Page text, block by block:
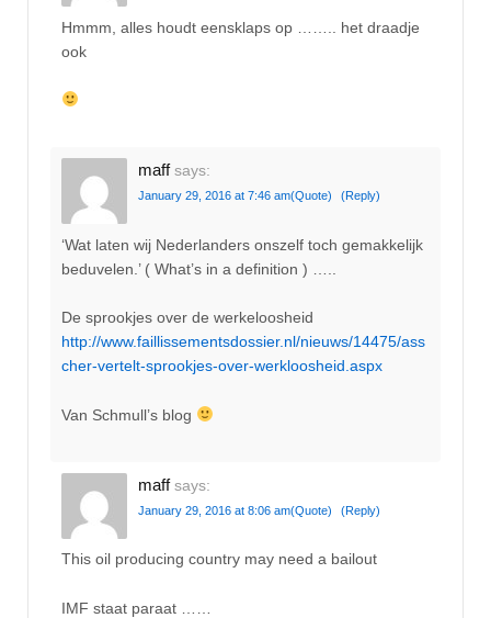
Hmmm, alles houdt eensklaps op …….. het draadje
ook
maff says:
January 29, 2016 at 7:46 am(Quote) (Reply)
‘Wat laten wij Nederlanders onszelf toch gemakkelijk
beduvelen.’ ( What’s in a definition ) …..
De sprookjes over de werkeloosheid
http://www.faillissementsdossier.nl/nieuws/14475/ass
cher-vertelt-sprookjes-over-werkloosheid.aspx
Van Schmull’s blog
maff says:
January 29, 2016 at 8:06 am(Quote) (Reply)
This oil producing country may need a bailout
IMF staat paraat ……